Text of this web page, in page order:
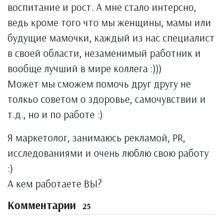
воспитание и рост. А мне стало интерсно,
ведь кроме того что мы женщины, мамы или
будущие мамочки, каждый из нас специалист
в своей области, незаменимый работник и
вообще лучший в мире коллега :)))
Может мы сможем помочь друг другу не
толкьо советом о здоровье, самочувствии и
т.д., но и по работе :)
Я маркетолог, занимаюсь рекламой, PR,
исследованиями и очень люблю свою работу
:)
А кем работаете ВЫ?
Комментарии 25